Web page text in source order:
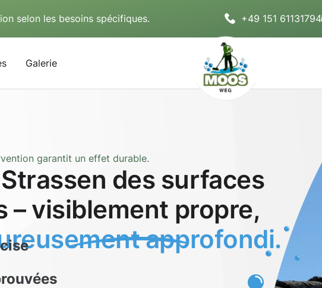
selon les besoins spécifiques. +49 151 61131794
Galerie
garantit un effet durable.
des surfaces
– visiblement propre,
approfondi.